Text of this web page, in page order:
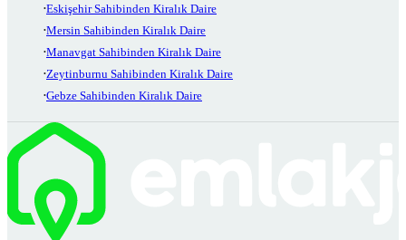
Eskişehir Sahibinden Kiralık Daire
Mersin Sahibinden Kiralık Daire
Manavgat Sahibinden Kiralık Daire
Zeytinburnu Sahibinden Kiralık Daire
Gebze Sahibinden Kiralık Daire